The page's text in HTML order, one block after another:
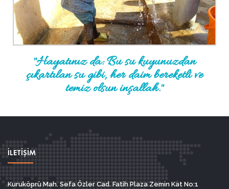
"Hayatınız da: Bu su kuyunuzdan
çıkartılan su gibi, her daim bereketli ve
temiz olsun inşallah."
İLETİŞİM
Kuruköprü Mah. Sefa Özler Cad. Fatih Plaza Zemin Kat No:1